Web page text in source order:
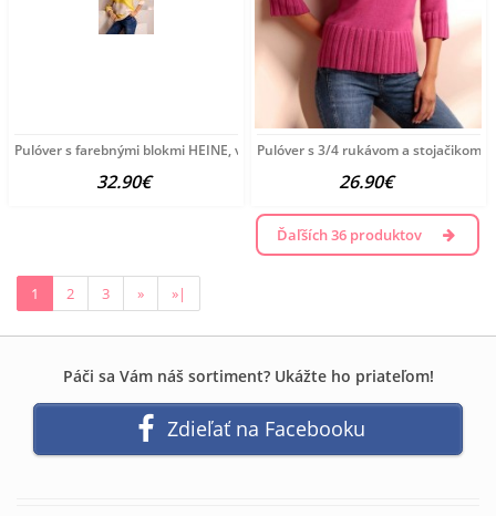
Pulóver s farebnými blokmi HEINE, viacfarebný
32.90€
Pulóver s 3/4 rukávom a stojačikom
26.90€
Ďaľších 36 produktov
1 2 3 » »|
Páči sa Vám náš sortiment? Ukážte ho priateľom!
Zdieľať na Facebooku